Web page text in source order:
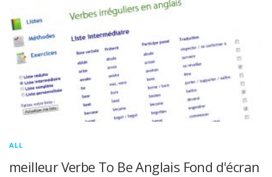
ALL
meilleur Verbe To Be Anglais Fond d'écran